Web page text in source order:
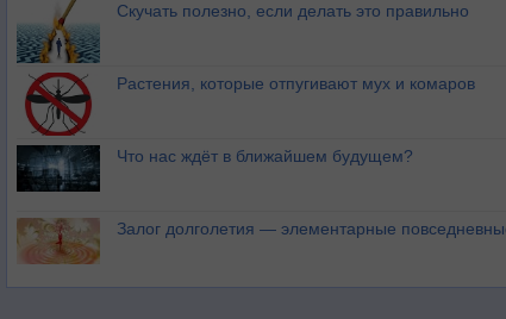
Скучать полезно, если делать это правильно
Растения, которые отпугивают мух и комаров
Что нас ждёт в ближайшем будущем?
Залог долголетия — элементарные